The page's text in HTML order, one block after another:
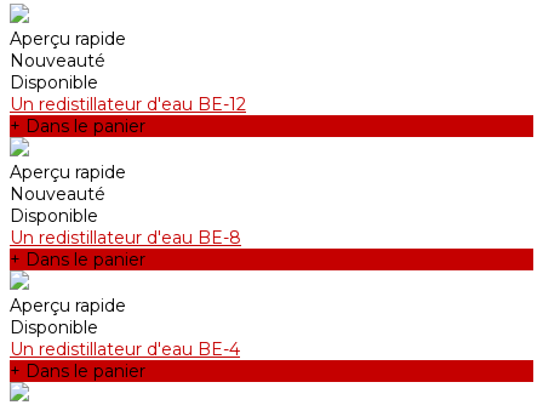
Aperçu rapide
Nouveauté
Disponible
Un redistillateur d'eau BE-12
+ Dans le panier
Aperçu rapide
Nouveauté
Disponible
Un redistillateur d'eau BE-8
+ Dans le panier
Aperçu rapide
Disponible
Un redistillateur d'eau BE-4
+ Dans le panier